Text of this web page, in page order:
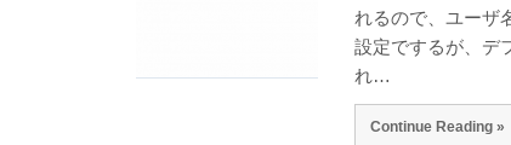
れるので、ユーザ
設定でするが、デ
れ…
Continue Reading »